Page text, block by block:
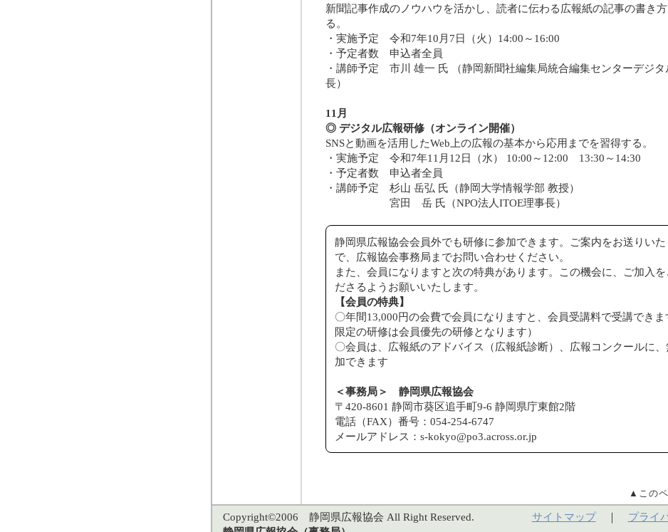
新聞記事作成のノウハウを活かし、読者に伝わる広報紙の記事の書き
る。
・実施予定 令和7年10月7日（火）14:00～16:00
・予定者数 申込者全員
・講師予定 市川 雄一 氏 （静岡新聞社編集局統合編集センターデジタ
長）
11月
◎ デジタル広報研修（オンライン開催）
SNSと動画を活用したWeb上の広報の基本から応用までを習得する。
・実施予定 令和7年11月12日（水） 10:00～12:00 13:30～14:30
・予定者数 申込者全員
・講師予定 杉山 岳弘 氏（静岡大学情報学部 教授）
宮田 岳 氏（NPО法人ITОE理事長）
静岡県広報協会会員外でも研修に参加できます。ご案内をお送りい
で、広報協会事務局までお問い合わせください。
また、会員になりますと次の特典があります。この機会に、ご加入を
ださるようお願いいたします。
【会員の特典】
〇年間13,000円の会費で会員になりますと、会員受講料で受講できま
限定の研修は会員優先の研修となります）
〇会員は、広報紙のアドバイス（広報紙診断）、広報コンクールに
加できます
＜事務局＞ 静岡県広報協会
〒420-8601 静岡市葵区追手町9-6 静岡県庁東館2階
電話（FAX）番号：054-254-6747
メールアドレス：s-kokyo@po3.across.or.jp
▲この
サイトマップ｜ プライ
Copyright©2006 静岡県広報協会 All Right Reserved.